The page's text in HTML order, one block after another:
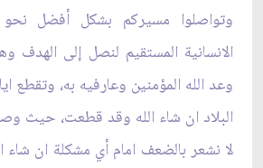
وتواصلوا مسيركم بشكل أفضل
الانسانية المستقيم لنصل إلى الهدف
وعد الله المؤمنين وعارفيه به، وتقطع
البلاد ان شاء الله وقد قطعت، حيث
لا نشعر بالضعف امام أي مشكلة ان شاء